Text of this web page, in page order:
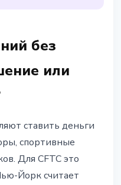
без
или
ставить деньги
спортивные
Для CFTC это
Йорк считает